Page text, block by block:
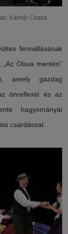
Kalmár Csaba
fennállásának
Olsva mentén”
amely gazdag
önreflexió és az
hagyományai
csárdással.